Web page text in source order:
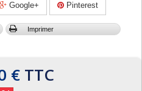
Google+ Pinterest
Imprimer
€ TTC